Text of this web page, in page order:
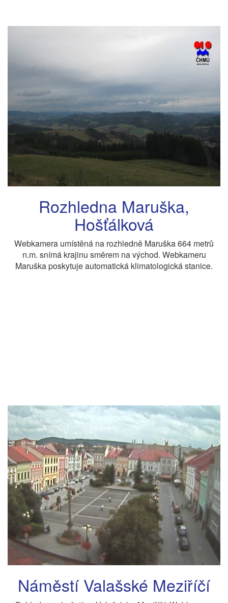
Rozhledna Maruška,
Hošťálková
Webkamera umístěná na rozhledně Maruška 664 metrů
n.m. snímá krajinu směrem na východ. Webkameru
Maruška poskytuje automatická klimatologická stanice.
Náměstí Valašské Meziříčí